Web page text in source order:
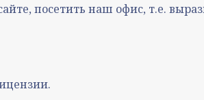
посетить наш офис, т.е.